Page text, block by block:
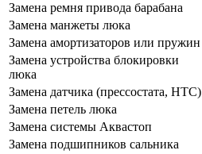
Замена ремня привода барабана
Замена манжеты люка
Замена амортизаторов или пружин
Замена устройства блокировки
люка
Замена датчика (прессостата, HTC)
Замена петель люка
Замена системы Аквастоп
Замена подшипников сальника